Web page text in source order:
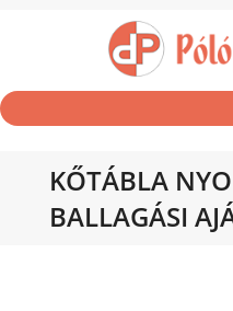
KŐTÁBLA
BALLAGÁSI